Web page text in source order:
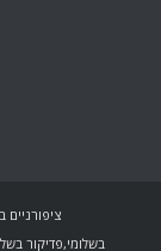
ציפורניים
בשלומי,פדיקור